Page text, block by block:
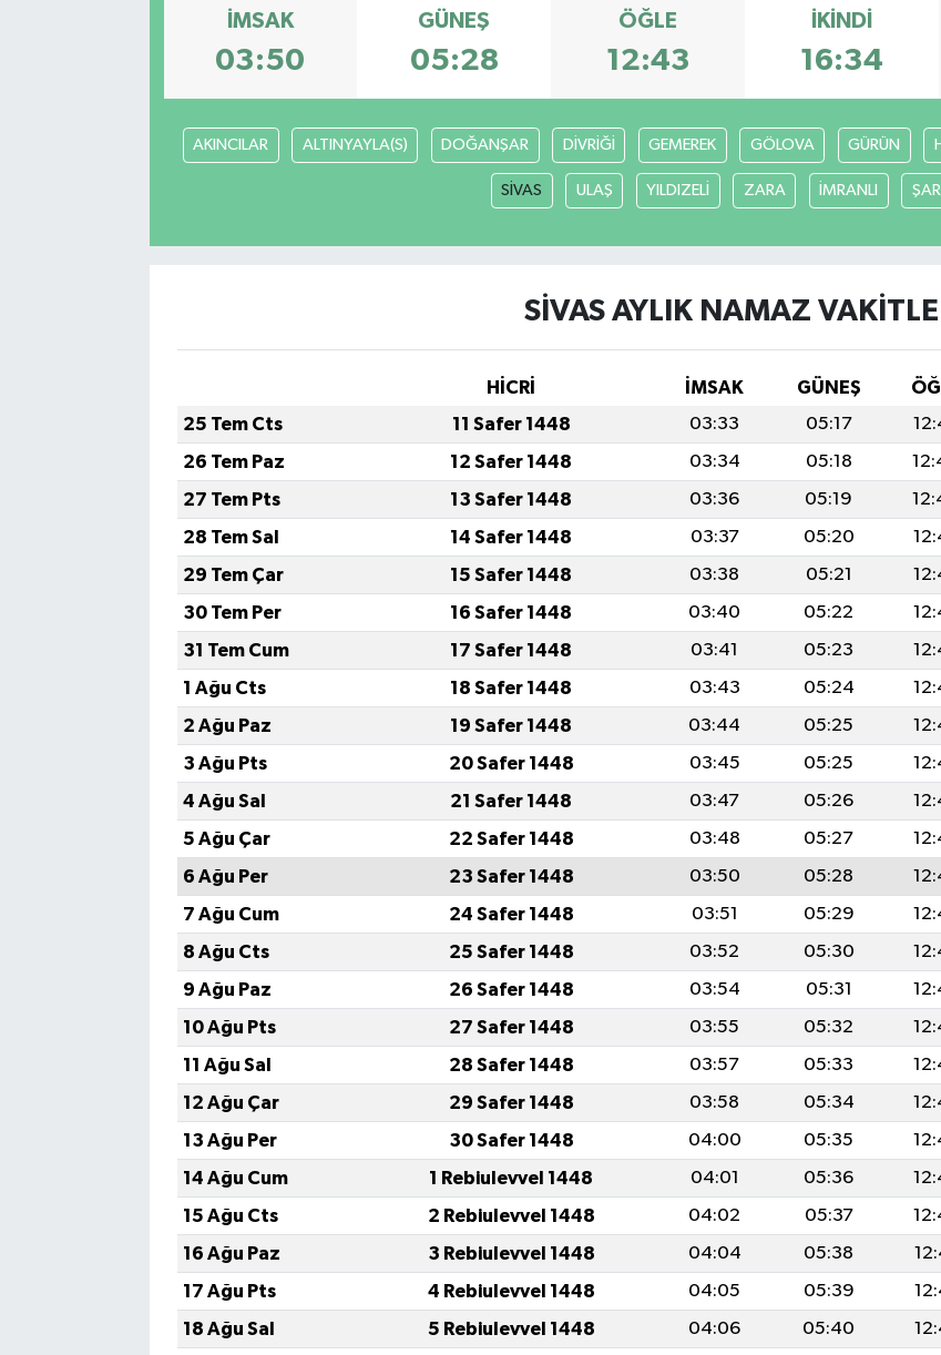
İMSAK
03:50
GÜNEŞ
05:28
ÖĞLE
12:43
İKINDI
16:34
AKINCILAR ALTINYAYLA(S) DOĞANŞAR DİVRİĞİ GEMEREK GÖLOVA GÜRÜN
SİVAS ULAŞ YILDIZELİ ZARA İMRANLI
SİVAS AYLIK NAMAZ
HİCRİ İMSAK GÜNEŞ
25 Tem Cts
11 Safer 1448 03:33 05:17
26 Tem Paz
12 Safer 1448 03:34 05:18
27 Tem Pts
13 Safer 1448 03:36 05:19
28 Tem Sal
14 Safer 1448 03:37 05:20
29 Tem Çar
15 Safer 1448 03:38 05:21
30 Tem Per
16 Safer 1448 03:40 05:22
31 Tem Cum
17 Safer 1448 03:41 05:23
1 Ağu Cts
18 Safer 1448 03:43 05:24
2 Ağu Paz
19 Safer 1448 03:44 05:25
3 Ağu Pts
20 Safer 1448 03:45 05:25
4 Ağu Sal
21 Safer 1448 03:47 05:26
5 Ağu Çar
22 Safer 1448 03:48 05:27
6 Ağu Per
23 Safer 1448 03:50 05:28
7 Ağu Cum
24 Safer 1448 03:51 05:29
8 Ağu Cts
25 Safer 1448 03:52 05:30
9 Ağu Paz
26 Safer 1448 03:54 05:31
10 Ağu Pts
27 Safer 1448 03:55 05:32
11 Ağu Sal
28 Safer 1448 03:57 05:33
12 Ağu Çar
29 Safer 1448 03:58 05:34
13 Ağu Per
30 Safer 1448 04:00 05:35
14 Ağu Cum
1 Rebiulevvel 1448 04:01 05:36
15 Ağu Cts
2 Rebiulevvel 1448 04:02 05:37
16 Ağu Paz
3 Rebiulevvel 1448 04:04 05:38
17 Ağu Pts
4 Rebiulevvel 1448 04:05 05:39
18 Ağu Sal
5 Rebiulevvel 1448 04:06 05:40